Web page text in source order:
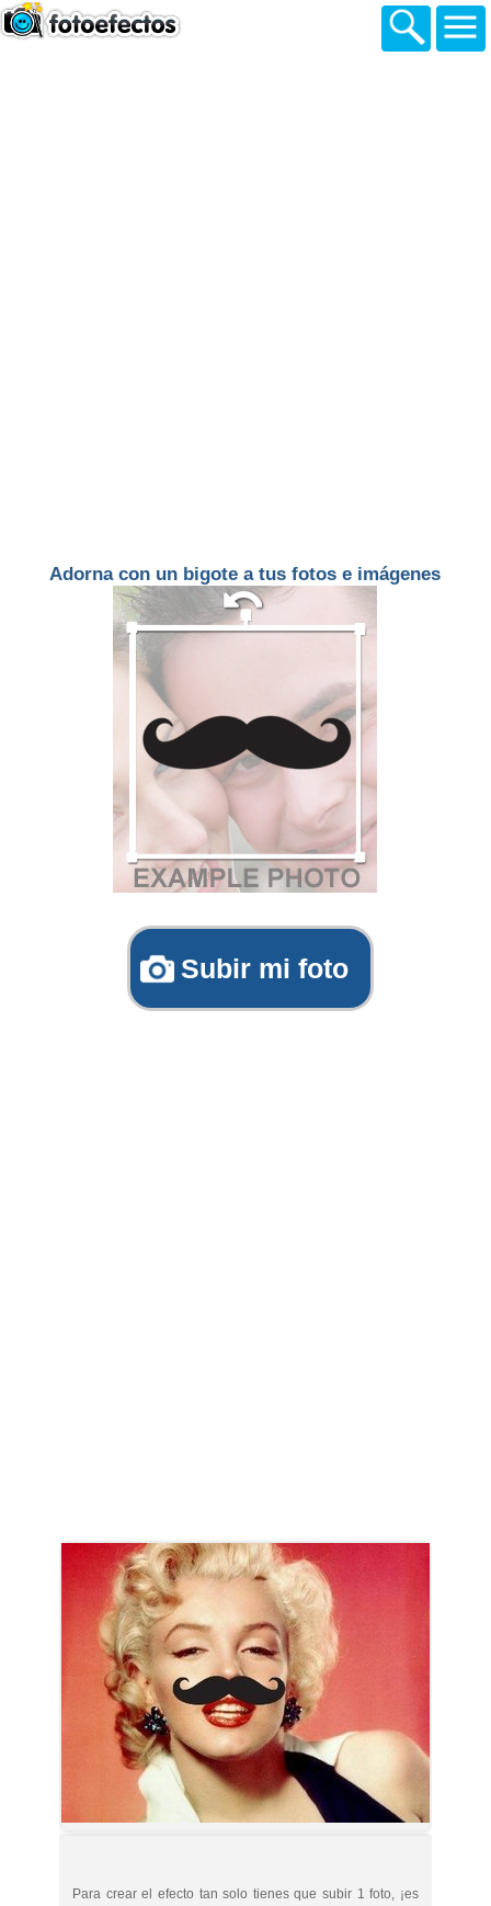
Adorna con un bigote a tus fotos e imágenes
Subir mi foto
Para crear el efecto tan solo tienes que subir 1 foto, ¡es